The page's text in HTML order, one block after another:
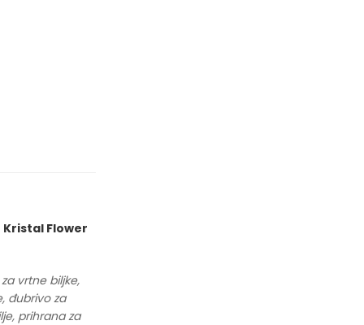
Kristal Flower
vrtne biljke,
đubrivo za
prihrana za